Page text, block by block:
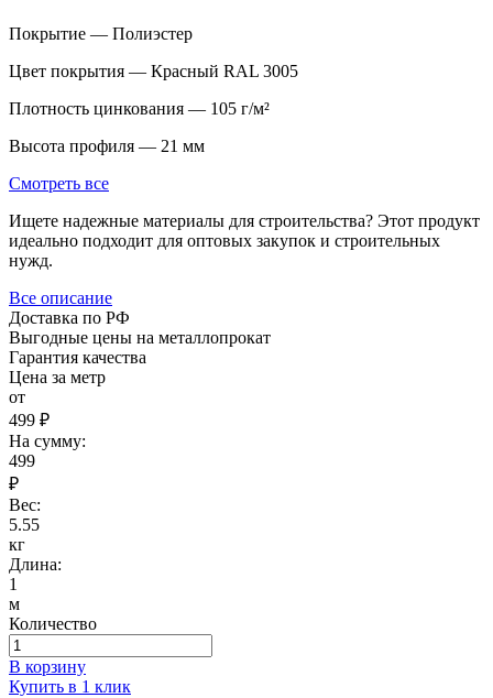
Покрытие — Полиэстер
Цвет покрытия — Красный RAL 3005
Плотность цинкования — 105 г/м²
Высота профиля — 21 мм
Смотреть все
Ищете надежные материалы для строительства? Этот продукт
идеально подходит для оптовых закупок и строительных
нужд.
Все описание
Доставка по РФ
Выгодные цены на металлопрокат
Гарантия качества
Цена за метр
от
499 ₽
На сумму:
499
₽
Вес:
5.55
кг
Длина:
1
м
Количество
В корзину
Купить в 1 клик